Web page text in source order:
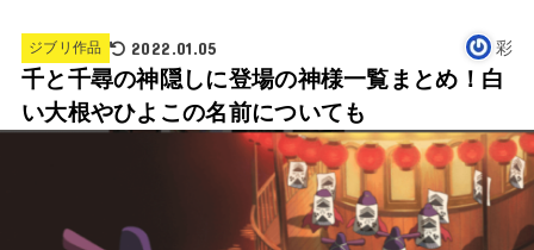
ジブリ作品 2022.01.05 彩
千と千尋の神隠しに登場の神様一覧まとめ！白
い大根やひよこの名前についても